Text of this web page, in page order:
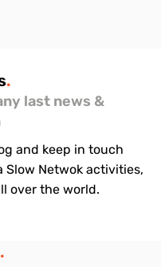
.
last news &
and keep in touch
Slow Netwok activities,
over the world.
.